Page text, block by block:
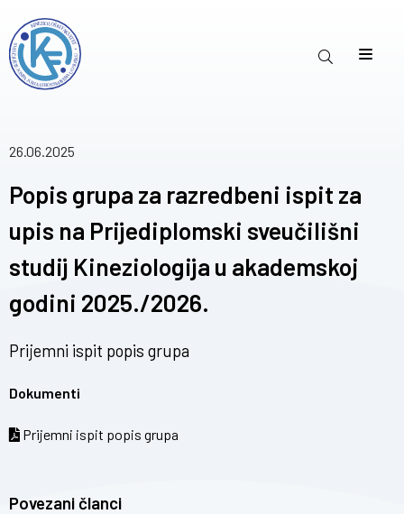
26.06.2025
Popis grupa za razredbeni ispit za
upis na Prijediplomski sveučilišni
studij Kineziologija u akademskoj
godini 2025./2026.
Prijemni ispit popis grupa
Dokumenti
Prijemni ispit popis grupa
Povezani članci